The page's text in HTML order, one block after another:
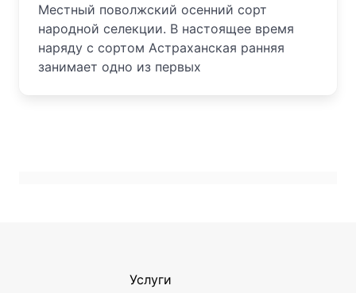
Местный поволжский осенний сорт
народной селекции. В настоящее время
наряду с сортом Астраханская ранняя
занимает одно из первых
Услуги